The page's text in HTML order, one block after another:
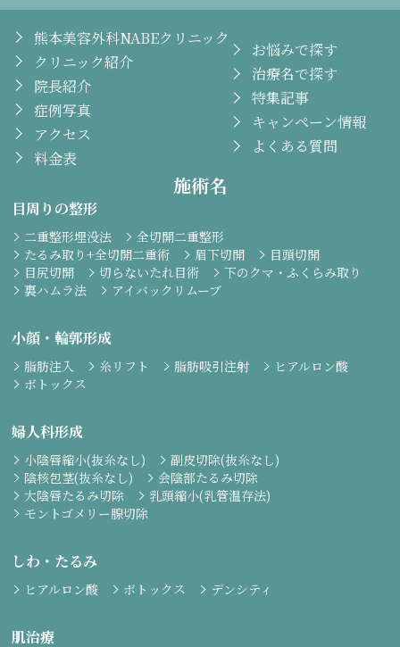
熊本美容外科NABEクリニック
クリニック紹介
院長紹介
症例写真
アクセス
料金表
お悩みで探す
治療名で探す
特集記事
キャンペーン情報
よくある質問
施術名
目周りの整形
二重整形埋没法
全切開二重整形
たるみ取り+全切開二重術
眉下切開
目頭切開
目尻切開
切らないたれ目術
下のクマ・ふくらみ取り
裏ハムラ法
アイバックリムーブ
小顔・輪郭形成
脂肪注入 糸リフト 脂肪吸引注射
ヒアルロン酸
ボトックス
婦人科形成
小陰唇縮小(抜糸なし)
副皮切除(抜糸なし)
陰核包茎(抜糸なし)
会陰部たるみ切除
大陰唇たるみ切除
乳頭縮小(乳管温存法)
モントゴメリー腺切除
しわ・たるみ
ヒアルロン酸 ボトックス デンシティ
肌治療